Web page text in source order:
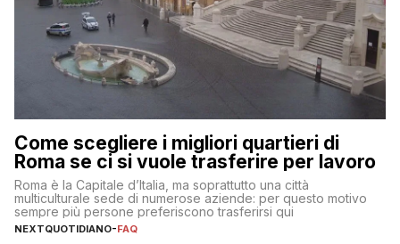
Come scegliere i migliori quartieri di
Roma se ci si vuole trasferire per lavoro
Roma è la Capitale d’Italia, ma soprattutto una città
multiculturale sede di numerose aziende: per questo motivo
sempre più persone preferiscono trasferirsi qui
NEXTQUOTIDIANO-FAQ